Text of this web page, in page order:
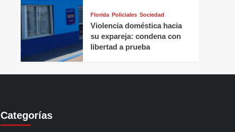
Florida Policiales Sociedad
Violencia doméstica hacia
su expareja: condena con
libertad a prueba
Categorías